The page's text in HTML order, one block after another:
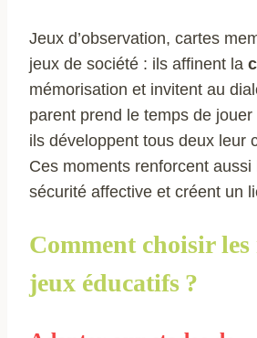
Jeux d’observation, cartes
jeux de société : ils affinent la
mémorisation et invitent au
parent prend le temps de
ils développent tous deux leur
Ces moments renforcent
sécurité affective et créent un
Comment choisir
jeux éducatifs ?